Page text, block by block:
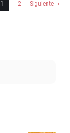
1 2 Siguiente